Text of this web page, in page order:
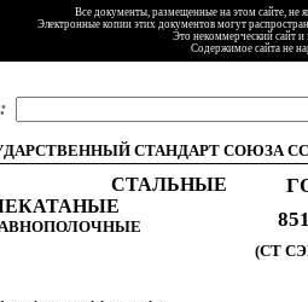
Все документы, размещенные на этом сайте, не
Электронные копии этих документов могут
Это некоммерческий сайт
Содержимое сайта не
СТАНДАРТ СОЮЗА
СТАЛЬНЫЕ
(СТ